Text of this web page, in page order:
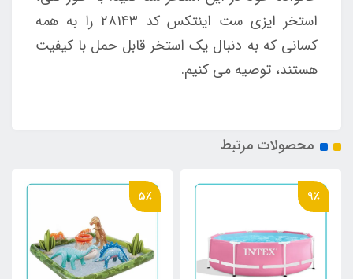
استخر ایزی ست اینتکس کد 28143 را به همه
کسانی که به دنبال یک استخر قابل حمل با کیفیت
هستند، توصیه می کنیم.
محصولات مرتبط
9٪ 5٪